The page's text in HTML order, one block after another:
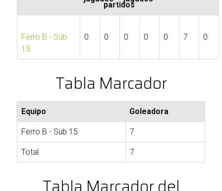
Ferro B - Sub
15
0 0 0 0 0 7 0
Tabla Marcador
Equipo Goleadora
Ferro B - Sub 15 7
Total 7